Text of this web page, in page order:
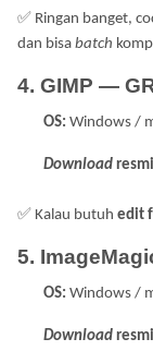
✅ Ringan banget,
dan bisa batch
4. GIMP —
OS: Windows /
Download
✅ Kalau butuh edit
5.
OS: Windows /
Download